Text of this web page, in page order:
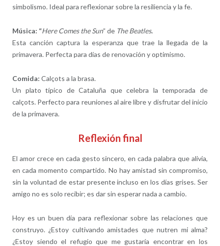
simbolismo. Ideal para reflexionar sobre la resiliencia y la fe.
Música: “Here Comes the Sun” de The Beatles.
Esta canción captura la esperanza que trae la llegada de la
primavera. Perfecta para días de renovación y optimismo.
Comida: Calçots a la brasa.
Un plato típico de Cataluña que celebra la temporada de
calçots. Perfecto para reuniones al aire libre y disfrutar del inicio
de la primavera.
Reflexión final
El amor crece en cada gesto sincero, en cada palabra que alivia,
en cada momento compartido. No hay amistad sin compromiso,
sin la voluntad de estar presente incluso en los días grises. Ser
amigo no es solo recibir; es dar sin esperar nada a cambio.
Hoy es un buen día para reflexionar sobre las relaciones que
construyo. ¿Estoy cultivando amistades que nutren mi alma?
¿Estoy siendo el refugio que me gustaría encontrar en los